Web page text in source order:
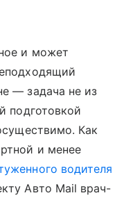
и может
— задача не из
подготовкой
Как
и менее
водителя
Авто Mail врач-